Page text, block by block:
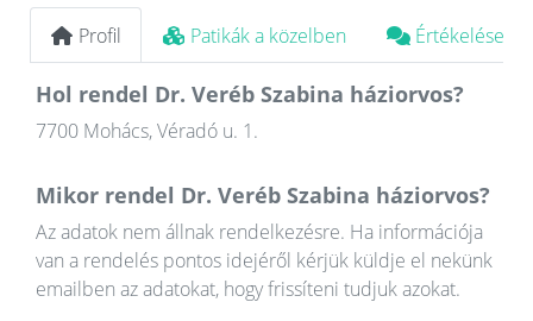
Profil Patikák a közelben Értékelések
Hol rendel Dr. Veréb Szabina háziorvos?
7700 Mohács, Véradó u. 1.
Mikor rendel Dr. Veréb Szabina háziorvos?
Az adatok nem állnak rendelkezésre. Ha információja
van a rendelés pontos idejéről kérjük küldje el nekünk
emailben az adatokat, hogy frissíteni tudjuk azokat.